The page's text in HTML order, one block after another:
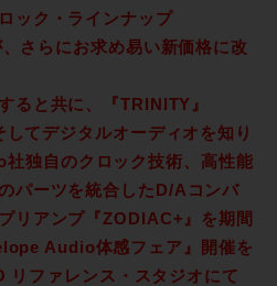
ック・ラインナップ
さらにお求め易い新価格に改
ると共に、『TRINITY』
してデジタルオーディオを知り
独自のクロック技術、高性能
パーツを統合したD/Aコンバ
リアンプ『ZODIAC+』を期間
Audio体感フェア』開催を
リファレンス・スタジオにて